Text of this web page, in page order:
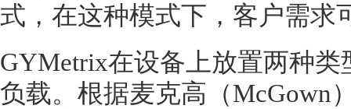
式，在这种模式下，客户需求
GYMetrix在设备上放置两种
负载。根据麦克高（McGown